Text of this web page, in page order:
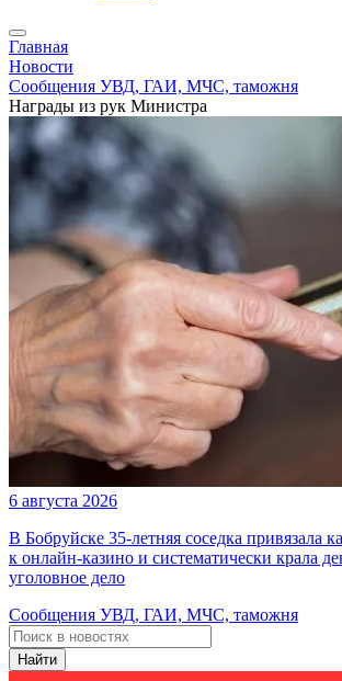
Главная
Новости
Сообщения УВД, ГАИ, МЧС, таможня
Награды из рук Министра
6 августа 2026
В Бобруйске 35-летняя соседка привязала
к онлайн-казино и систематически крала
уголовное дело
Сообщения УВД, ГАИ, МЧС, таможня
Найти